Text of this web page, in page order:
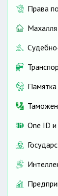
Права
Махалля
One ID